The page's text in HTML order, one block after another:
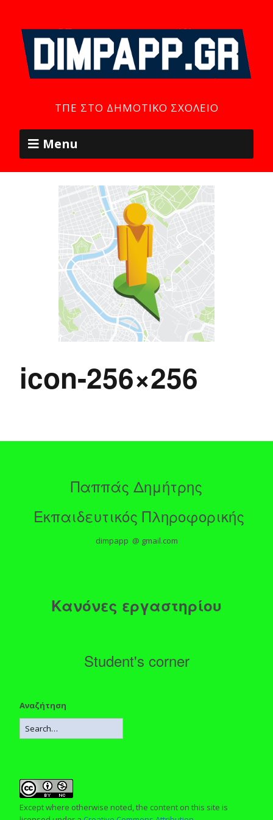
ΤΠΕ ΣΤΟ ΔΗΜΟΤΙΚΌ ΣΧΟΛΕΊΟ
Menu
icon-256×256
Παππάς Δημήτρης
Εκπαιδευτικός Πληροφορικής
dimpapp @ gmail.com
Κανόνες εργαστηρίου
Student's corner
Αναζήτηση
Except where otherwise noted, the content on this site is